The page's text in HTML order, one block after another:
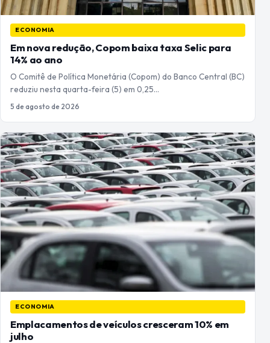
ECONOMIA
Em nova redução, Copom baixa taxa Selic para
14% ao ano
O Comitê de Política Monetária (Copom) do Banco Central (BC)
reduziu nesta quarta-feira (5) em 0,25…
5 de agosto de 2026
ECONOMIA
Emplacamentos de veículos cresceram 10% em
julho